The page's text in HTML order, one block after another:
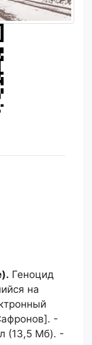
Геноцид
на
-
(13,5 Мб). -